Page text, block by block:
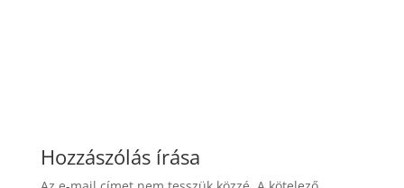
Hozzászólás írása